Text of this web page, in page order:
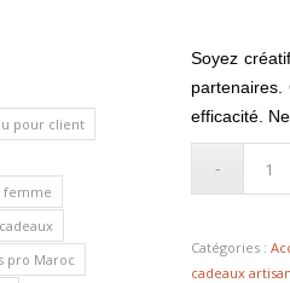
pour client
femme
pro Maroc
Soyez
efficacité.
Catégories :
cadeaux